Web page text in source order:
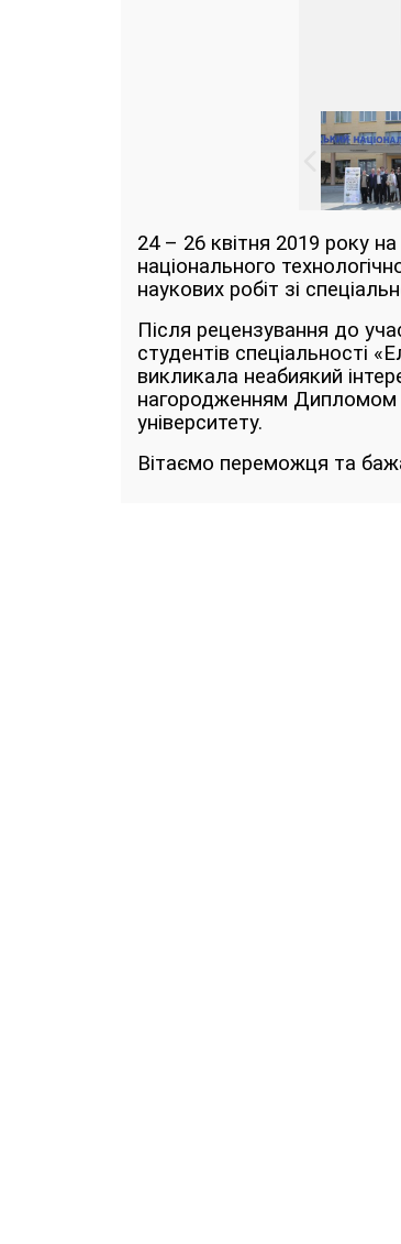
24 – 26 квітня 2019 року
національного
наукових робіт зі
Після рецензування до
студентів спеціальності
викликала неабиякий
нагородженням Дипломом
університету.
Вітаємо переможця та